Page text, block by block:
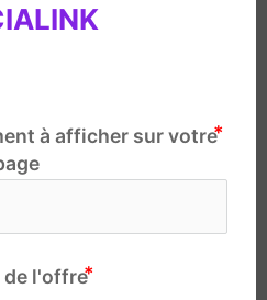
à afficher sur votre
de l'offre